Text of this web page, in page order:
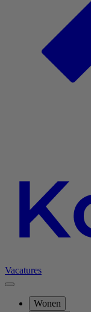
Vacatures
Wonen